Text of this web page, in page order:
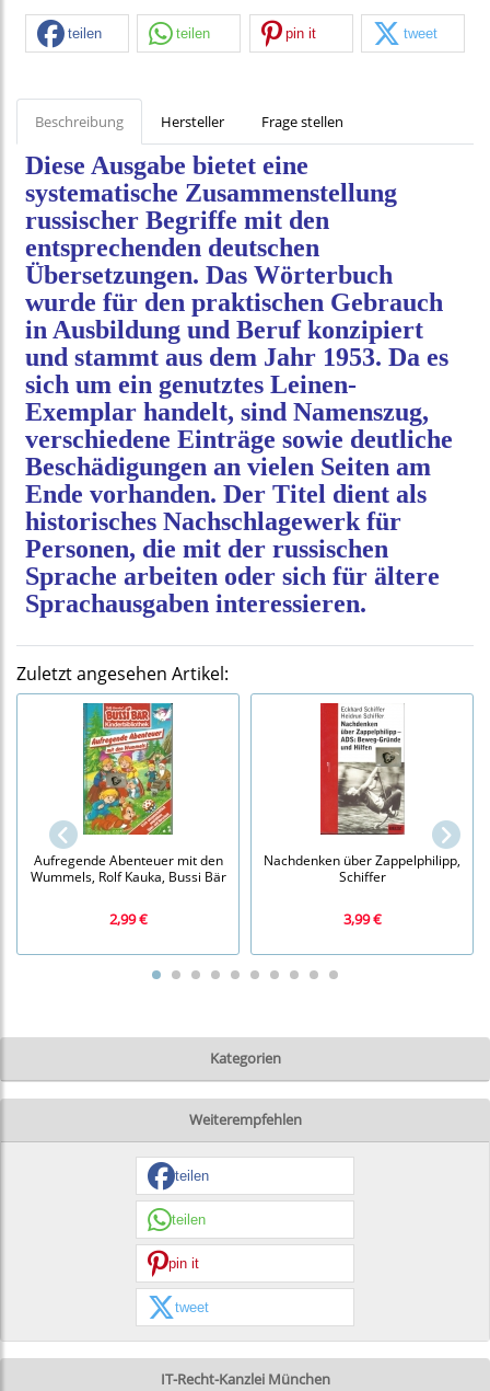
Kategorien
teilen teilen pin it tweet
Beschreibung Hersteller Frage stellen
Diese Ausgabe bietet eine
systematische Zusammenstellung
russischer Begriffe mit den
entsprechenden deutschen
Übersetzungen. Das Wörterbuch
wurde für den praktischen Gebrauch
in Ausbildung und Beruf konzipiert
und stammt aus dem Jahr 1953. Da es
sich um ein genutztes Leinen-
Exemplar handelt, sind Namenszug,
verschiedene Einträge sowie deutliche
Beschädigungen an vielen Seiten am
Ende vorhanden. Der Titel dient als
historisches Nachschlagewerk für
Personen, die mit der russischen
Sprache arbeiten oder sich für ältere
Sprachausgaben interessieren.
Zuletzt angesehen Artikel:
Aufregende Abenteuer mit den
Wummels, Rolf Kauka, Bussi Bär
2,99 €
Nachdenken über Zappelphilipp,
Schiffer
3,99 €
Weiterempfehlen
teilen
teilen
pin it
tweet
IT-Recht-Kanzlei München